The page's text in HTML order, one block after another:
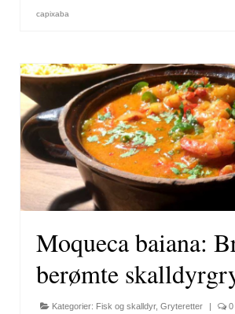
capixaba
Moqueca baiana:
berømte
Kategorier: Fisk og skalldyr, Gryteretter | 0